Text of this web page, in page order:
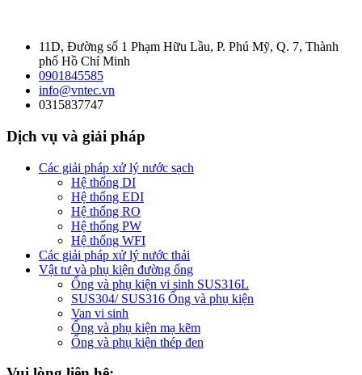
11D, Đường số 1 Phạm Hữu Lầu, P. Phú Mỹ, Q. 7, Thành
phố Hồ Chí Minh
0901845585
info@vntec.vn
0315837747
Dịch vụ và giải pháp
Các giải pháp xử lý nước sạch
Hệ thống DI
Hệ thống EDI
Hệ thống RO
Hệ thống PW
Hệ thống WFI
Các giải pháp xử lý nước thải
Vật tư và phụ kiện đường ống
Ống và phụ kiện vi sinh SUS316L
SUS304/ SUS316 Ống và phụ kiện
Van vi sinh
Ống và phụ kiện mạ kẽm
Ống và phụ kiện thép đen